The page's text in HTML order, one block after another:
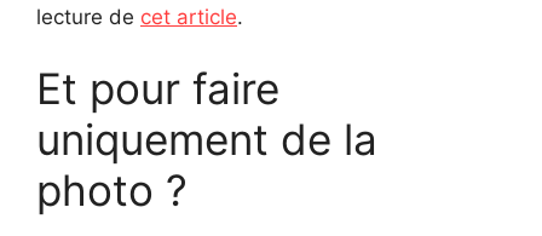
lecture de cet article.
Et pour faire
uniquement de la
photo ?